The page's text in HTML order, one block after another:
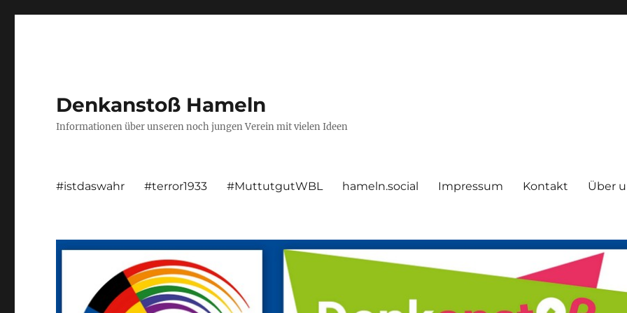
Denkanstoß Hameln
Informationen über unseren noch jungen Verein mit vielen Ideen
#istdaswahr #terror1933 #MuttutgutWBL hameln.social Impressum Kontakt Über